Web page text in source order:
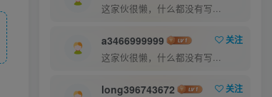
这家伙很懒，什么都没有写...
a3466999999
关注
这家伙很懒，什么都没有写...
long396743672
关注